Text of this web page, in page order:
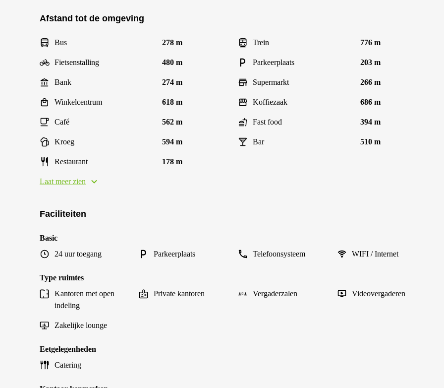
Afstand tot de omgeving
Bus 278 m Trein 776 m
Fietsenstalling 480 m Parkeerplaats 203 m
Bank 274 m Supermarkt 266 m
Winkelcentrum 618 m Koffiezaak 686 m
Café 562 m Fast food 394 m
Kroeg 594 m Bar 510 m
Restaurant 178 m
Laat meer zien
Faciliteiten
Basic
24 uur toegang
Parkeerplaats Telefoonsysteem WIFI / Internet
Type ruimtes
Kantoren met open
indeling
Private kantoren Vergaderzalen Videovergaderen
Zakelijke lounge
Eetgelegenheden
Catering